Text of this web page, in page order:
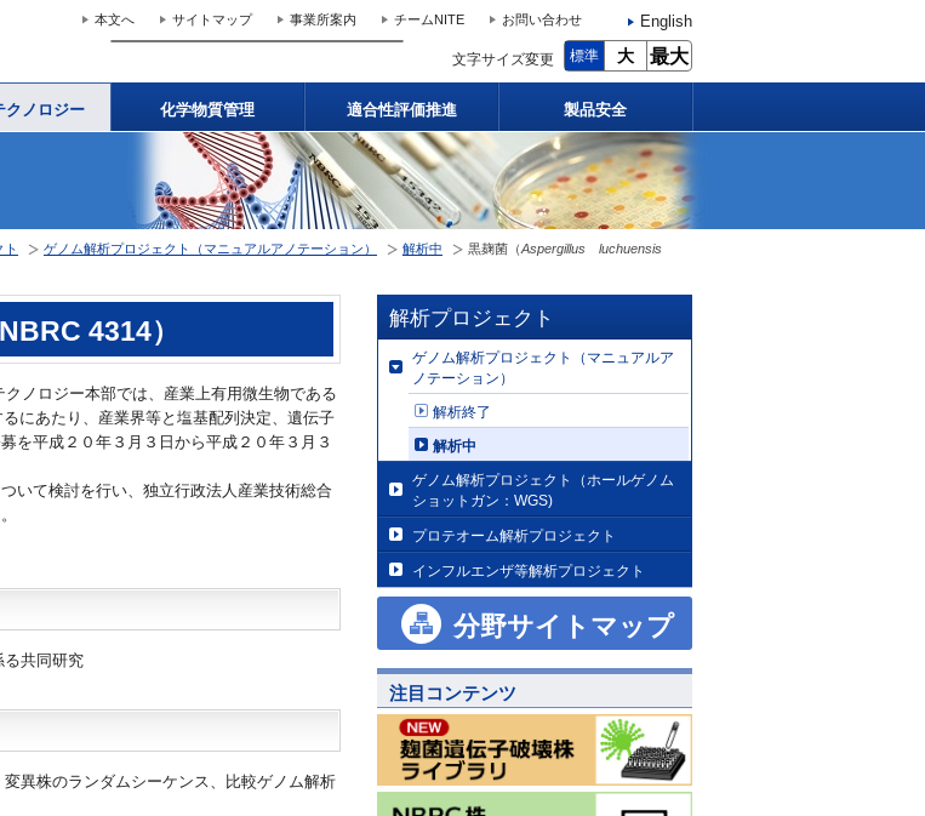
本文へ サイトマップ 事業所案内 チームNITE お問い合わせ English
文字サイズ変更 標準 大 最大
クノロジー 化学物質管理 適合性評価推進 製品安全
ト ゲノム解析プロジェクト（マニュアルアノテーション） 解析中 黒麹菌（Aspergillus luchuensis
NBRC 4314）
ノロジー本部では、産業上有用微生物である
にあたり、産業界等と塩基配列決定、遺伝子
を平成２０年３月３日から平成２０年３月３
いて検討を行い、独立行政法人産業技術総合
る共同研究
異株のランダムシーケンス、比較ゲノム解析
解析プロジェクト
ゲノム解析プロジェクト（マニュアルア
ノテーション）
解析終了
解析中
ゲノム解析プロジェクト（ホールゲノム
ショットガン：WGS)
プロテオーム解析プロジェクト
インフルエンザ等解析プロジェクト
分野サイトマップ
注目コンテンツ